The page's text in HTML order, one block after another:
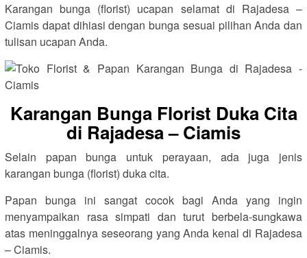
Karangan bunga (florist) ucapan selamat di Rajadesa –
Ciamis dapat dihiasi dengan bunga sesuai pilihan Anda dan
tulisan ucapan Anda.
Karangan Bunga Florist Duka Cita
di Rajadesa – Ciamis
Selain papan bunga untuk perayaan, ada juga jenis
karangan bunga (florist) duka cita.
Papan bunga ini sangat cocok bagi Anda yang ingin
menyampaikan rasa simpati dan turut berbela-sungkawa
atas meninggalnya seseorang yang Anda kenal di Rajadesa
– Ciamis.